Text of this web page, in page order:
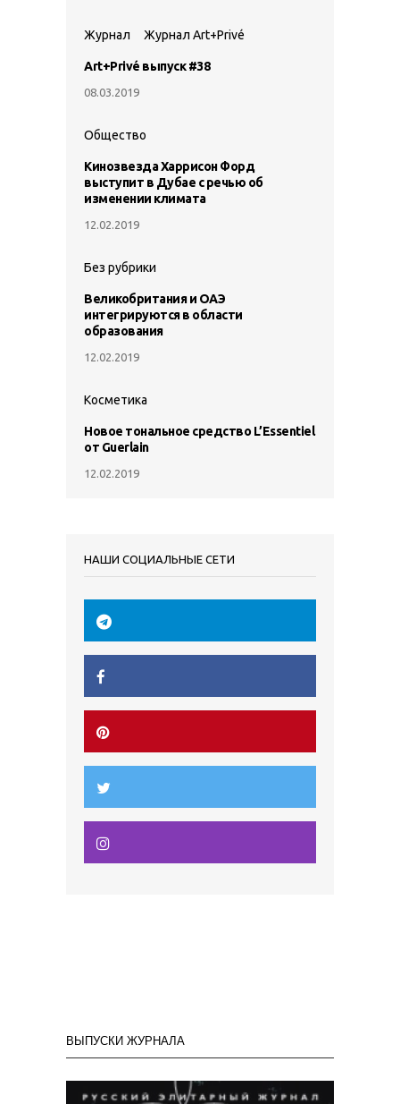
Журнал Журнал Art+Privé
Art+Privé выпуск #38
08.03.2019
Общество
Кинозвезда Харрисон Форд
выступит в Дубае с речью об
изменении климата
12.02.2019
Без рубрики
Великобритания и ОАЭ
интегрируются в области
образования
12.02.2019
Косметика
Новое тональное средство L’Essentiel
от Guerlain
12.02.2019
НАШИ СОЦИАЛЬНЫЕ СЕТИ
ВЫПУСКИ ЖУРНАЛА